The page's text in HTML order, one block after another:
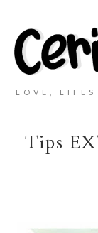
LOVE,
Tips